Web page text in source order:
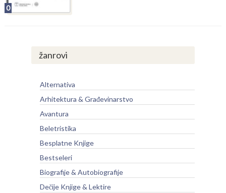
0
žanrovi
Alternativa
Arhitektura & Građevinarstvo
Avantura
Beletristika
Besplatne Knjige
Bestseleri
Biografije & Autobiografije
Dečije Knjige & Lektire